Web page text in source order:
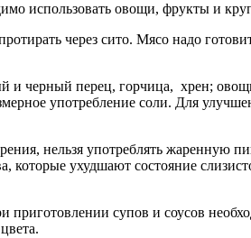
использовать овощи, фрукты и
через сито. Мясо надо
и черный перец, горчица, хрен;
употребление соли. Для
нельзя употреблять жаренную
ухудшают состояние
супов и соусов